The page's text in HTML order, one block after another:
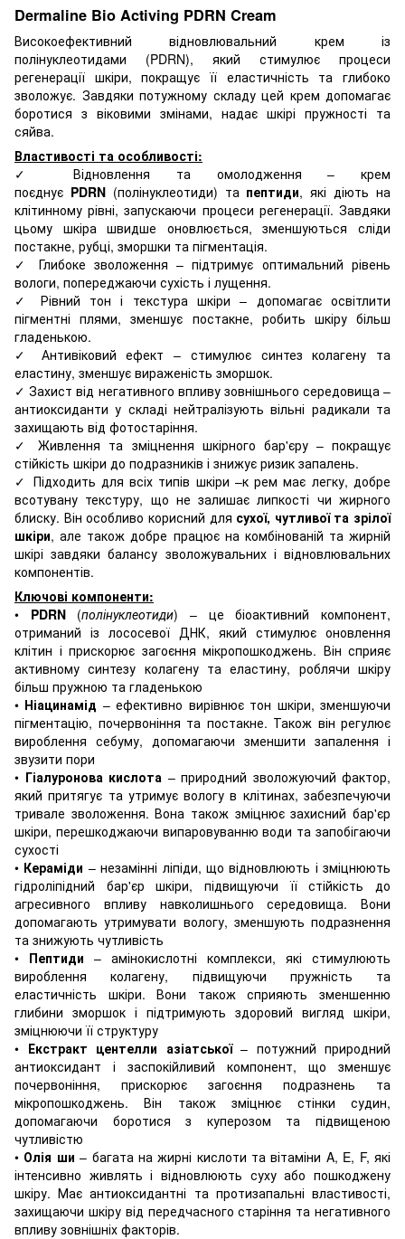
Dermaline Bio Activing PDRN Cream
Високоефективний відновлювальний крем із
полінуклеотидами (PDRN), який стимулює процеси
регенерації шкіри, покращує її еластичність та глибоко
зволожує. Завдяки потужному складу цей крем допомагає
боротися з віковими змінами, надає шкірі пружності та
сяйва.
Властивості та особливості:
✓ Відновлення та омолодження – крем
поєднує PDRN(полінуклеотиди) та пептиди, які діють на
клітинному рівні, запускаючи процеси регенерації. Завдяки
цьому шкіра швидше оновлюється, зменшуються сліди
постакне, рубці, зморшки та пігментація.
✓ Глибоке зволоження – підтримує оптимальний рівень
вологи, попереджаючи сухість і лущення.
✓ Рівний тон і текстура шкіри – допомагає освітлити
пігментні плями, зменшує постакне, робить шкіру більш
гладенькою.
✓ Антивіковий ефект – стимулює синтез колагену та
еластину, зменшує вираженість зморшок.
✓ Захист від негативного впливу зовнішнього середовища –
антиоксиданти у складі нейтралізують вільні радикали та
захищають від фотостаріння.
✓ Живлення та зміцнення шкірного бар'єру – покращує
стійкість шкіри до подразників і знижує ризик запалень.
✓ Підходить для всіх типів шкіри –к рем має легку, добре
всотувану текстуру, що не залишає липкості чи жирного
блиску. Він особливо корисний для сухої, чутливої та зрілої
шкіри, але також добре працює на комбінованій та жирній
шкірі завдяки балансу зволожувальних і відновлювальних
компонентів.
Ключові компоненти:
• PDRN (полінуклеотиди) – це біоактивний компонент,
отриманий із лососевої ДНК, який стимулює оновлення
клітин і прискорює загоєння мікропошкоджень. Він сприяє
активному синтезу колагену та еластину, роблячи шкіру
більш пружною та гладенькою
• Ніацинамід – ефективно вирівнює тон шкіри, зменшуючи
пігментацію, почервоніння та постакне. Також він регулює
вироблення себуму, допомагаючи зменшити запалення і
звузити пори
• Гіалуронова кислота – природний зволожуючий фактор,
який притягує та утримує вологу в клітинах, забезпечуючи
тривале зволоження. Вона також зміцнює захисний бар'єр
шкіри, перешкоджаючи випаровуванню води та запобігаючи
сухості
• Кераміди – незамінні ліпіди, що відновлюють і зміцнюють
гідроліпідний бар'єр шкіри, підвищуючи її стійкість до
агресивного впливу навколишнього середовища. Вони
допомагають утримувати вологу, зменшують подразнення
та знижують чутливість
• Пептиди – амінокислотні комплекси, які стимулюють
вироблення колагену, підвищуючи пружність та
еластичність шкіри. Вони також сприяють зменшенню
глибини зморшок і підтримують здоровий вигляд шкіри,
зміцнюючи її структуру
• Екстракт центелли азіатської– потужний природний
антиоксидант і заспокійливий компонент, що зменшує
почервоніння, прискорює загоєння подразнень та
мікропошкоджень. Він також зміцнює стінки судин,
допомагаючи боротися з куперозом та підвищеною
чутливістю
• Олія ши – багата на жирні кислоти та вітаміни A, E, F, які
інтенсивно живлять і відновлюють суху або пошкоджену
шкіру. Має антиоксидантні та протизапальні властивості,
захищаючи шкіру від передчасного старіння та негативного
впливу зовнішніх факторів.